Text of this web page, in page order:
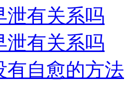
泄有关系吗
泄有关系吗
有自愈的方法